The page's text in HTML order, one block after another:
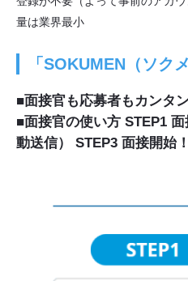
量は業界最小
「SOKUMEN（ソ
■面接官も応募者もカンタ
■面接官の使い方 STEP1
動送信） STEP3 面接開始！